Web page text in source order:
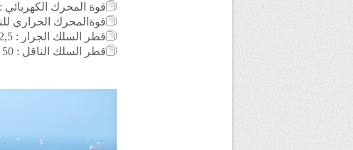
قوة المحرك الكهربائي : 110 كيلوواط
قوةالمحرك الحراري للنجدة : 26
قطر السلك الجرار : 22,5 ملم
قطر السلك الناقل : 50 ملم